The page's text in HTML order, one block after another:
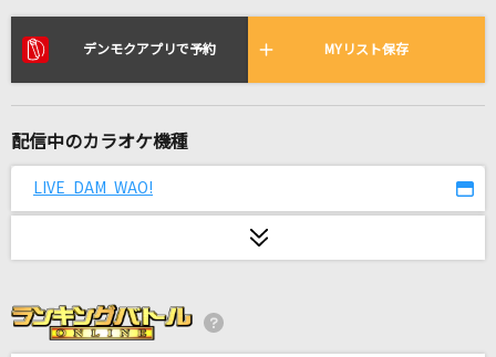
リアルタイムで歌われている曲の一覧
プラトー
まちがいさがし
[生音]水平線
デンモクアプリで予約 MYリスト保存
配信中のカラオケ機種
LIVE DAM WAO!